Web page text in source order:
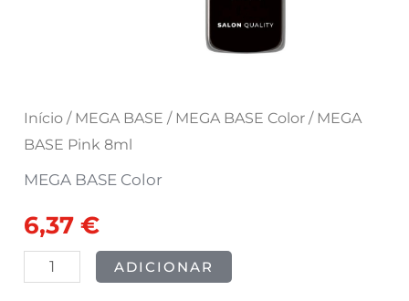
Início / MEGA BASE / MEGA BASE Color / MEGA
BASE Pink 8ml
MEGA BASE Color
6,37€
ADICIONAR